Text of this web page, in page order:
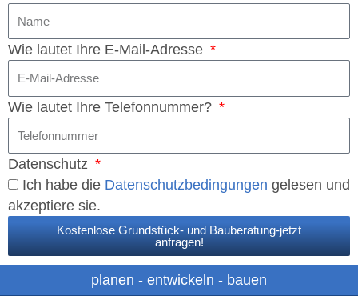
Wie lautet Ihre E-Mail-Adresse
Wie lautet Ihre Telefonnummer?
Datenschutz
Ich habe die Datenschutzbedingungen gelesen und
akzeptiere sie.
Kostenlose Grundstück- und Bauberatung-jetzt
anfragen!
planen - entwickeln - bauen